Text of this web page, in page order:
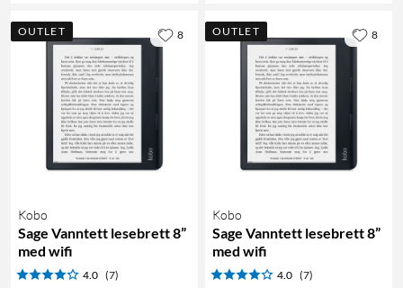
OUTLET
Kobo
Sage Vanntett lesebrett 8”
med wifi
4.0 (7)
8 OUTLET
Kobo
Sage Vanntett lesebrett 8”
med wifi
4.0 (7)
8